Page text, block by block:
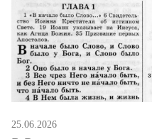
25.06.2026